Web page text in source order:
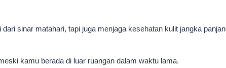
sinar matahari, tapi juga menjaga kesehatan kulit jangka
kamu berada di luar ruangan dalam waktu lama.